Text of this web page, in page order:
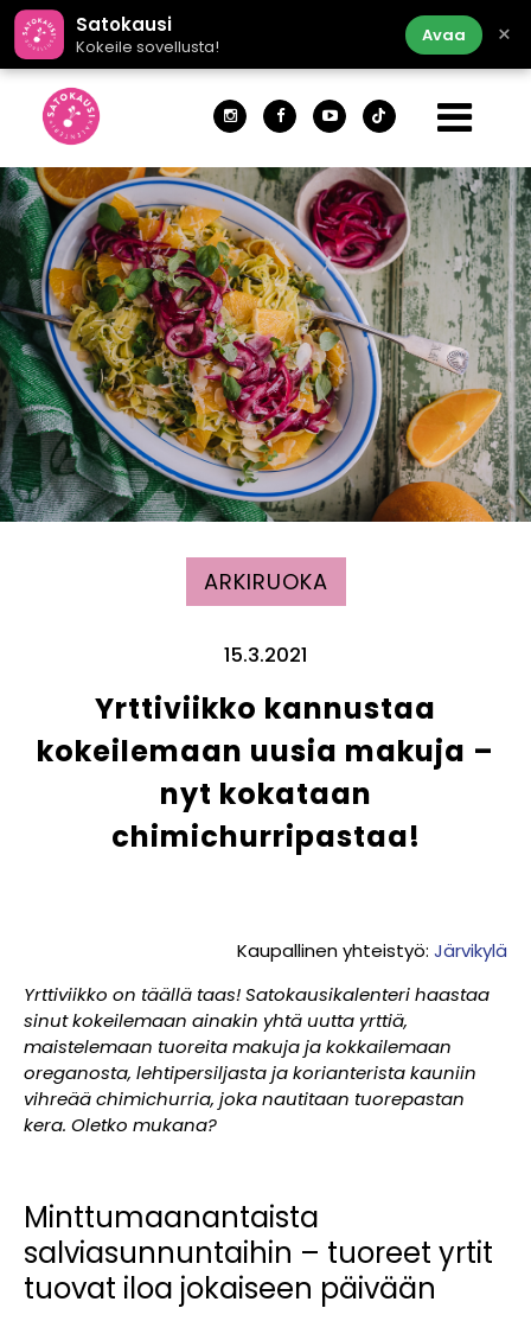
Satokausi
Kokeile sovellusta!
Avaa ×
ARKIRUOKA
15.3.2021
Yrttiviikko kannustaa
kokeilemaan uusia makuja –
nyt kokataan
chimichurripastaa!
Kaupallinen yhteistyö: Järvikylä
Yrttiviikko on täällä taas! Satokausikalenteri haastaa
sinut kokeilemaan ainakin yhtä uutta yrttiä,
maistelemaan tuoreita makuja ja kokkailemaan
oreganosta, lehtipersiljasta ja korianterista kauniin
vihreää chimichurria, joka nautitaan tuorepastan
kera. Oletko mukana?
Minttumaanantaista
salviasunnuntaihin – tuoreet yrtit
tuovat iloa jokaiseen päivään